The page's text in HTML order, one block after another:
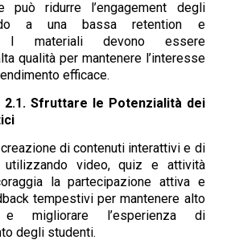
può ridurre l’engagement degli
a una bassa retention e
I materiali devono essere
qualità per mantenere l’interesse
efficace.
2.1. Sfruttare le Potenzialità dei
di contenuti interattivi e di
utilizzando video, quiz e attività
la partecipazione attiva e
tempestivi per mantenere alto
e migliorare l’esperienza di
degli studenti.